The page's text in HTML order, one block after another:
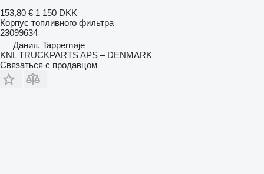
153,80 € 1 150 DKK
Корпус топливного фильтра
23099634
Дания, Tappernøje
KNL TRUCKPARTS APS – DENMARK
Связаться с продавцом